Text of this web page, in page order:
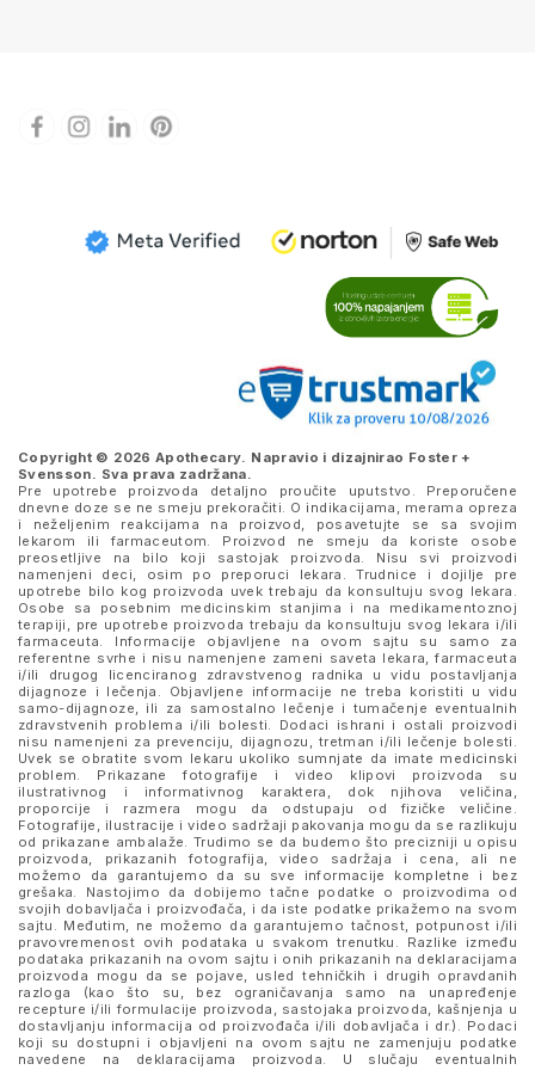
Copyright © 2026 Apothecary. Napravio i dizajnirao Foster +
Svensson. Sva prava zadržana.
Pre upotrebe proizvoda detaljno proučite uputstvo. Preporučene
dnevne doze se ne smeju prekoračiti. O indikacijama, merama opreza
i neželjenim reakcijama na proizvod, posavetujte se sa svojim
lekarom ili farmaceutom. Proizvod ne smeju da koriste osobe
preosetljive na bilo koji sastojak proizvoda. Nisu svi proizvodi
namenjeni deci, osim po preporuci lekara. Trudnice i dojilje pre
upotrebe bilo kog proizvoda uvek trebaju da konsultuju svog lekara.
Osobe sa posebnim medicinskim stanjima i na medikamentoznoj
terapiji, pre upotrebe proizvoda trebaju da konsultuju svog lekara i/ili
farmaceuta. Informacije objavljene na ovom sajtu su samo za
referentne svrhe i nisu namenjene zameni saveta lekara, farmaceuta
i/ili drugog licenciranog zdravstvenog radnika u vidu postavljanja
dijagnoze i lečenja. Objavljene informacije ne treba koristiti u vidu
samo-dijagnoze, ili za samostalno lečenje i tumačenje eventualnih
zdravstvenih problema i/ili bolesti. Dodaci ishrani i ostali proizvodi
nisu namenjeni za prevenciju, dijagnozu, tretman i/ili lečenje bolesti.
Uvek se obratite svom lekaru ukoliko sumnjate da imate medicinski
problem. Prikazane fotografije i video klipovi proizvoda su
ilustrativnog i informativnog karaktera, dok njihova veličina,
proporcije i razmera mogu da odstupaju od fizičke veličine.
Fotografije, ilustracije i video sadržaji pakovanja mogu da se razlikuju
od prikazane ambalaže. Trudimo se da budemo što precizniji u opisu
proizvoda, prikazanih fotografija, video sadržaja i cena, ali ne
možemo da garantujemo da su sve informacije kompletne i bez
grešaka. Nastojimo da dobijemo tačne podatke o proizvodima od
svojih dobavljača i proizvođača, i da iste podatke prikažemo na svom
sajtu. Međutim, ne možemo da garantujemo tačnost, potpunost i/ili
pravovremenost ovih podataka u svakom trenutku. Razlike između
podataka prikazanih na ovom sajtu i onih prikazanih na deklaracijama
proizvoda mogu da se pojave, usled tehničkih i drugih opravdanih
razloga (kao što su, bez ograničavanja samo na unapređenje
recepture i/ili formulacije proizvoda, sastojaka proizvoda, kašnjenja u
dostavljanju informacija od proizvođača i/ili dobavljača i dr.). Podaci
koji su dostupni i objavljeni na ovom sajtu ne zamenjuju podatke
navedene na deklaracijama proizvoda. U slučaju eventualnih